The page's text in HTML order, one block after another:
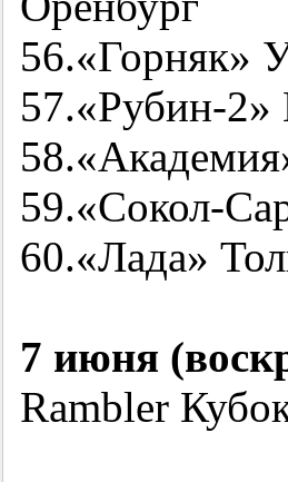
56.«Горняк»
57.«Рубин-2»
59.«Сокол-
60.«Лада»
7 июня
Rambler